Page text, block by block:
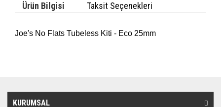
Ürün Bilgisi Taksit Seçenekleri
Joe's No Flats Tubeless Kiti - Eco 25mm
KURUMSAL